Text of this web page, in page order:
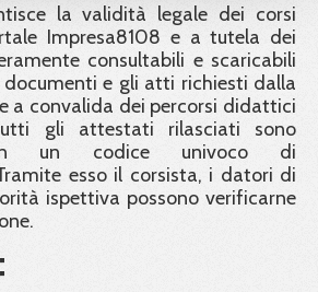
la validità legale dei corsi
Impresa8108 e a tutela dei
consultabili e scaricabili
e gli atti richiesti dalla
a convalida dei percorsi didattici
gli attestati rilasciati sono
un codice univoco di
esso il corsista, i datori di
ispettiva possono verificarne